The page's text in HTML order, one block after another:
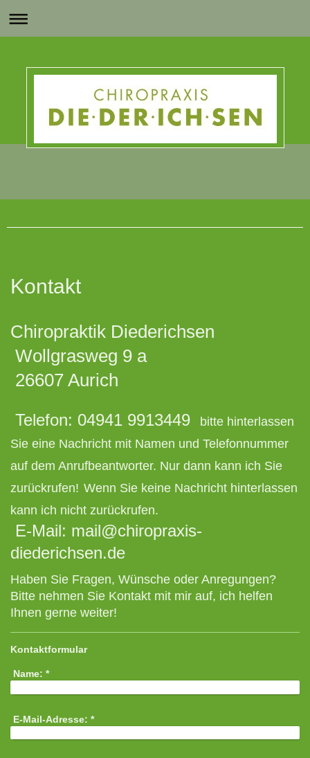
Kontakt
Chiropraktik Diederichsen
Wollgrasweg 9 a
26607 Aurich
Telefon: 04941 9913449
bitte hinterlassen
Sie eine Nachricht mit Namen und Telefonnummer
auf dem Anrufbeantworter. Nur dann kann ich Sie
zurückrufen! Wenn Sie keine Nachricht hinterlassen
kann ich nicht zurückrufen.
E-Mail: mail@chiropraxis-
diederichsen.de
Haben Sie Fragen, Wünsche oder Anregungen?
Bitte nehmen Sie Kontakt mit mir auf, ich helfen
Ihnen gerne weiter!
Kontaktformular
Name: *
E-Mail-Adresse: *